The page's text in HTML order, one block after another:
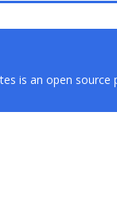
is an open